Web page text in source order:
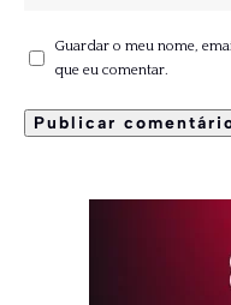
Guardar o meu nome,
que eu comentar.